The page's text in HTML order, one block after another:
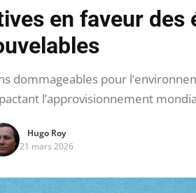
en faveur des
dommageables pour
l’approvisionnement
Hugo Roy
21 mars 2026